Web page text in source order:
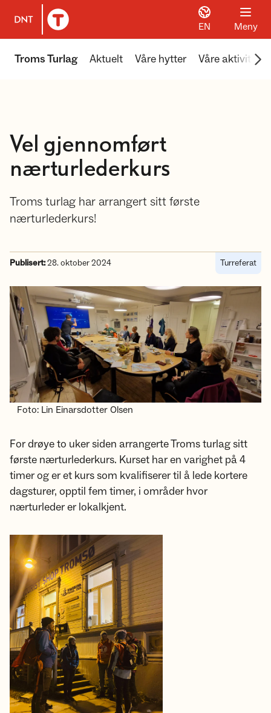
Til DNT.no forside
EN Meny
Troms Turlag Aktuelt Våre hytter Våre aktiviteter
Vel gjennomført
nærturlederkurs
Troms turlag har arrangert sitt første
nærturlederkurs!
Publisert:28. oktober 2024 Turreferat
Foto: Lin Einarsdotter Olsen
For drøye to uker siden arrangerte Troms turlag sitt
første nærturlederkurs. Kurset har en varighet på 4
timer og er et kurs som kvalifiserer til å lede kortere
dagsturer, opptil fem timer, i områder hvor
nærturleder er lokalkjent.